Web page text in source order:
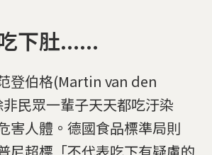
下肚......
登伯格(Martin van den
民眾一輩子天天都吃汙染
害人體。德國食品標準局則
尼超標「不代表吃下有疑慮的